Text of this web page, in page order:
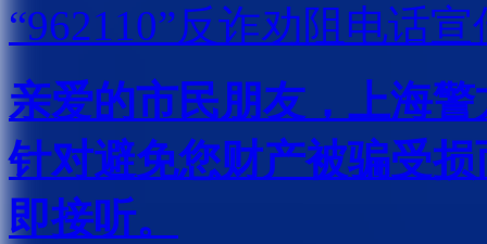
“962110”反诈劝阻电话宣
亲爱的市民朋友，上海
针对避免您财产被骗受
即接听。